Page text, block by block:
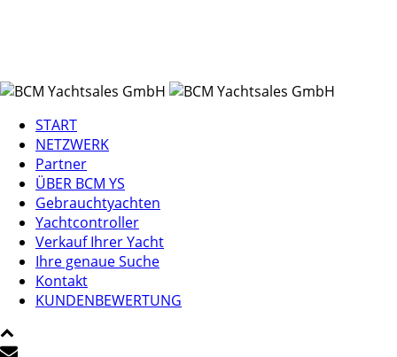
START
NETZWERK
Partner
ÜBER BCM YS
Gebrauchtyachten
Yachtcontroller
Verkauf Ihrer Yacht
Ihre genaue Suche
Kontakt
KUNDENBEWERTUNG